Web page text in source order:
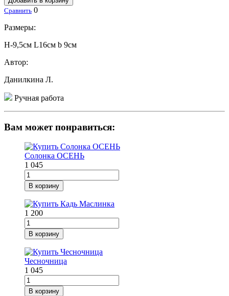
Сравнить 0
Размеры:
Н-9,5см L16см b 9см
Автор:
Данилкина Л.
Ручная работа
Вам может понравиться:
Солонка ОСЕНЬ
1 045
В корзину
1 200
В корзину
Чесночница
1 045
В корзину